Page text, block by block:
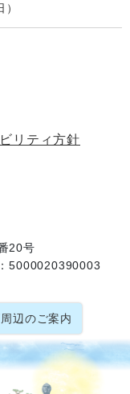
リティ方針
20号
5000020390003
辺のご案内